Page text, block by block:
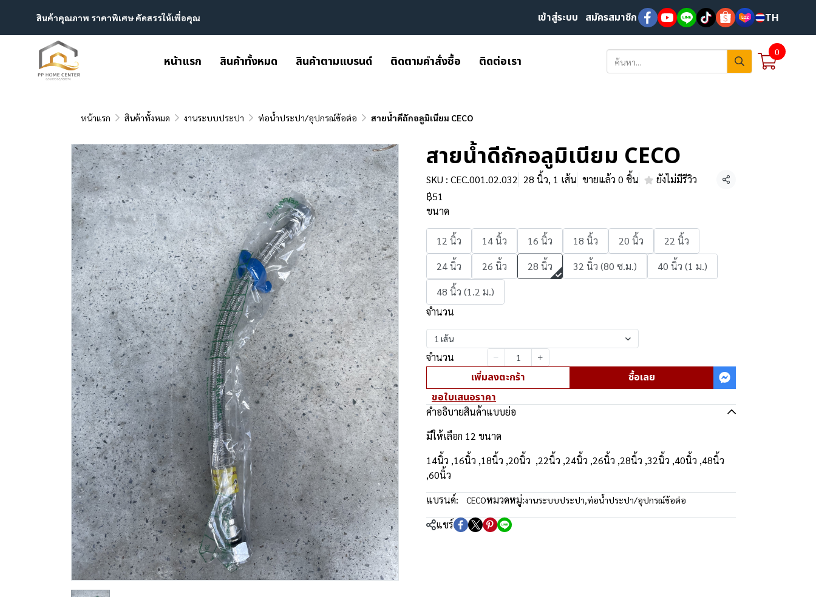
สินค้าคุณภาพ ราคาพิเศษ คัดสรรให้เพื่อคุณ เข้าสู่ระบบ สมัครสมาชิก TH
หน้าแรก สินค้าทั้งหมด สินค้าตามแบรนด์ ติดตามคำสั่งซื้อ ติดต่อเรา
0
หน้าแรก สินค้าทั้งหมด งานระบบประปา ท่อน้ำประปา/อุปกรณ์ข้อต่อ สายน้ำดีถักอลูมิเนียม CECO
สายน้ำดีถักอลูมิเนียม CECO
SKU : CEC.001.02.032 28 นิ้ว, 1 เส้น ขายแล้ว 0 ชิ้น ยังไม่มีรีวิว แชร์
฿51
ขนาด
12 นิ้ว 14 นิ้ว 16 นิ้ว 18 นิ้ว 20 นิ้ว
22 นิ้ว
24 นิ้ว
26 นิ้ว 28 นิ้ว 32 นิ้ว (80 ซ.ม.)
40 นิ้ว (1 ม.)
48 นิ้ว (1.2 ม.)
จำนวน
1 เส้น
จำนวน
เพิ่มลงตะกร้า
ซื้อเลย
ขอใบเสนอราคา
คำอธิบายสินค้าแบบย่อ
มีให้เลือก 12 ขนาด
14นิ้ว ,16นิ้ว ,18นิ้ว ,20นิ้ว ,22นิ้ว ,24นิ้ว ,26นิ้ว ,28นิ้ว ,32นิ้ว ,40นิ้ว ,48นิ้ว
,60นิ้ว
แบรนด์:
CECOหมวดหมู่:งานระบบประปา,ท่อน้ำประปา/อุปกรณ์ข้อต่อ
แชร์